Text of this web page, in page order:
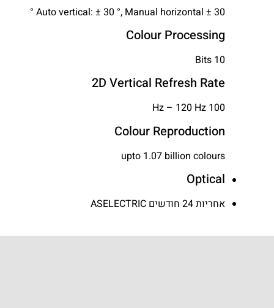
Auto vertical: ± 30 °, Manual horizontal ± 30 °
Colour Processing
10 Bits
2D Vertical Refresh Rate
100 Hz – 120 Hz
Colour Reproduction
upto 1.07 billion colours
Optical
אחריות 24 חודשים ASELECTRIC